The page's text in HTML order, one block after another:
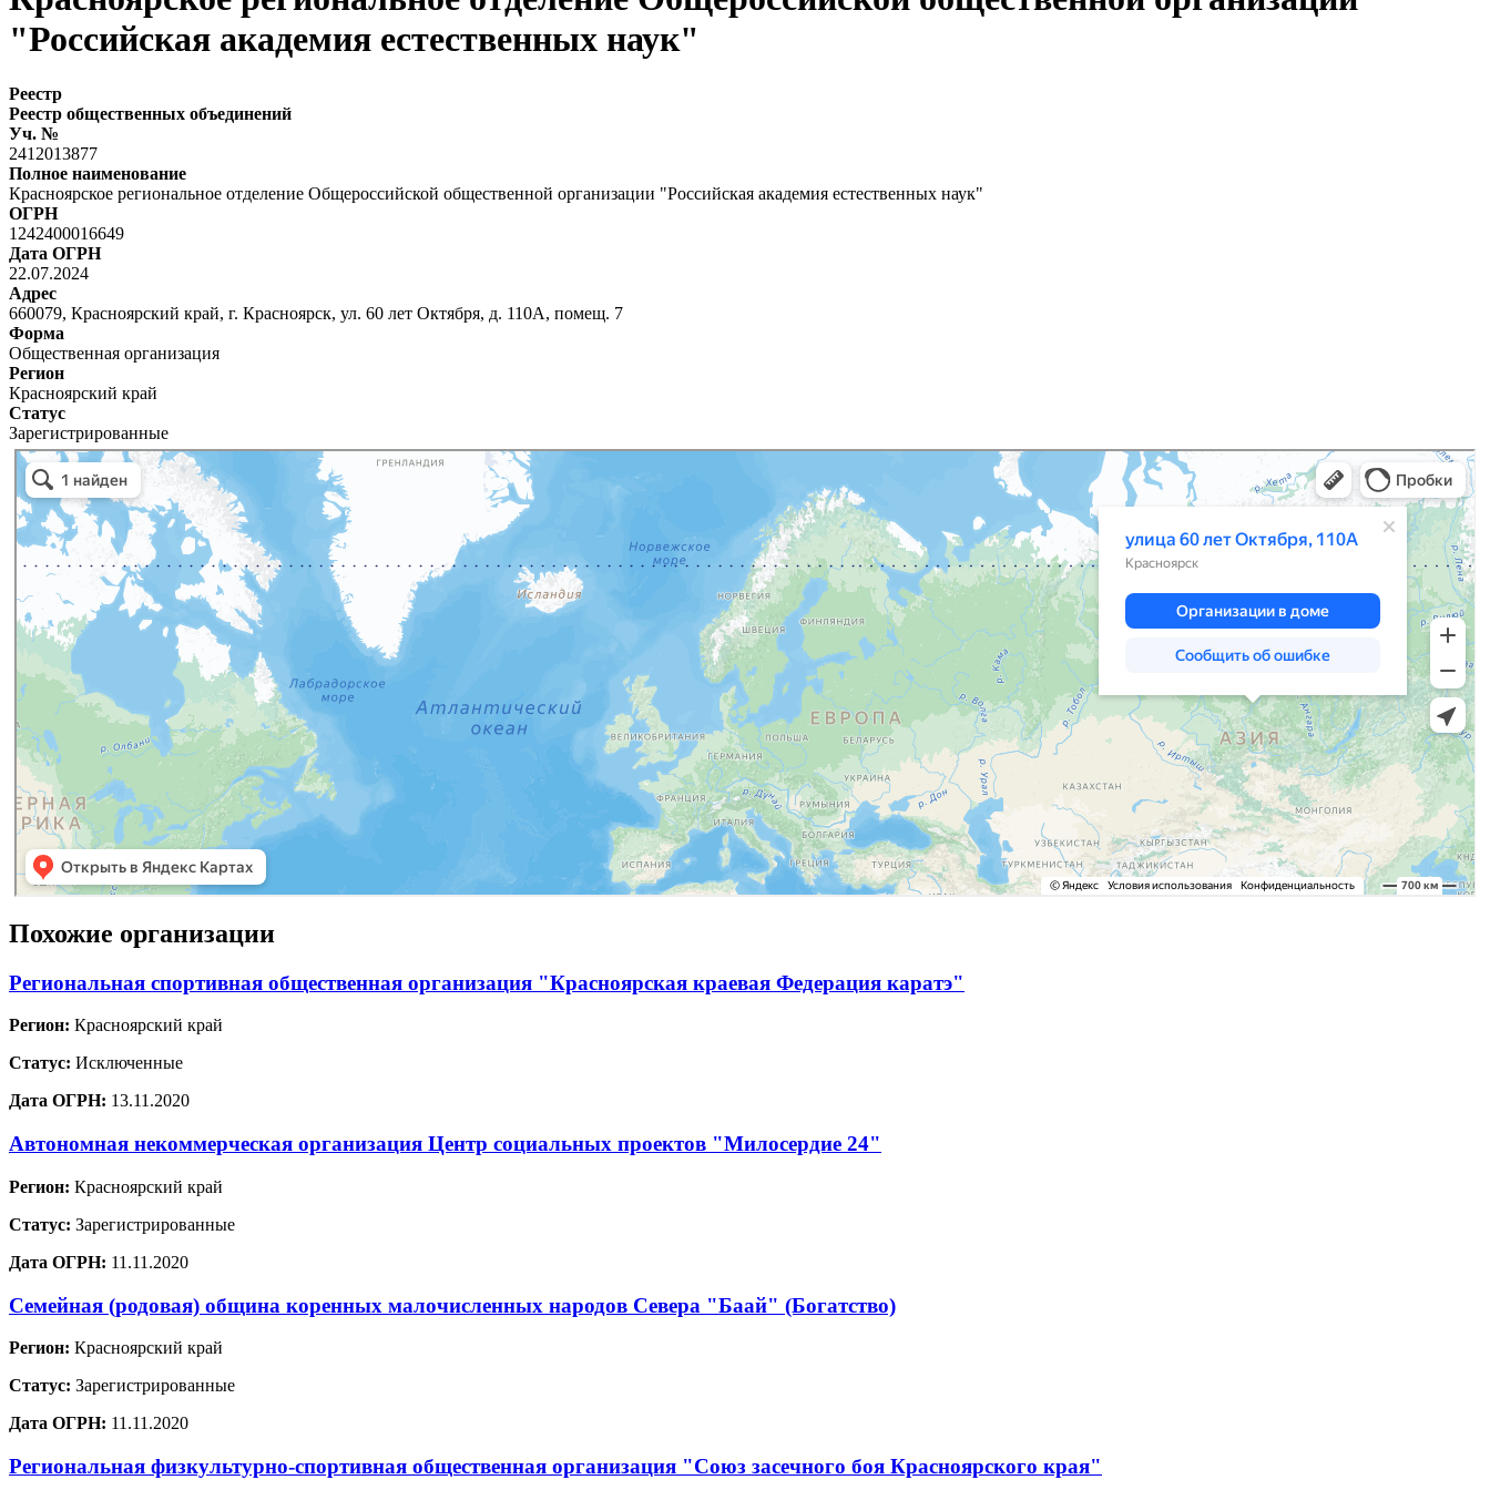
"Российская академия естественных наук"
Реестр
Реестр общественных объединений
Уч. №
2412013877
Полное наименование
Красноярское региональное отделение Общероссийской общественной организации "Российская академия естественных наук"
ОГРН
1242400016649
Дата ОГРН
22.07.2024
Адрес
660079, Красноярский край, г. Красноярск, ул. 60 лет Октября, д. 110А, помещ. 7
Форма
Общественная организация
Регион
Красноярский край
Статус
Зарегистрированные
Похожие организации
Региональная спортивная общественная организация "Красноярская краевая Федерация каратэ"
Регион: Красноярский край
Статус: Исключенные
Дата ОГРН: 13.11.2020
Автономная некоммерческая организация Центр социальных проектов "Милосердие 24"
Регион: Красноярский край
Статус: Зарегистрированные
Дата ОГРН: 11.11.2020
Семейная (родовая) община коренных малочисленных народов Севера "Баай" (Богатство)
Регион: Красноярский край
Статус: Зарегистрированные
Дата ОГРН: 11.11.2020
Региональная физкультурно-спортивная общественная организация "Союз засечного боя Красноярского края"